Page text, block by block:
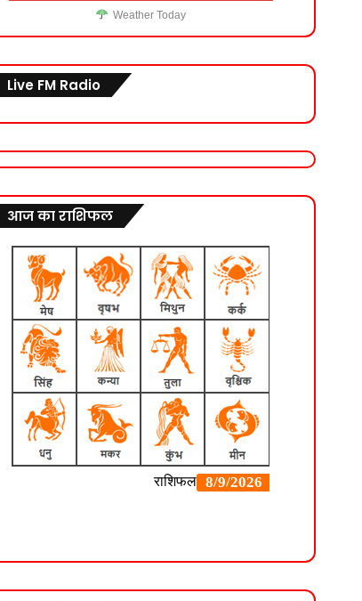
Weather Today
Live FM Radio
आज का राशिफल